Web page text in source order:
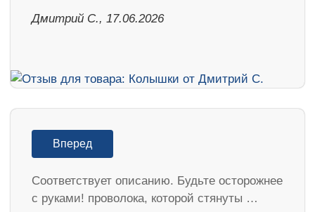
Дмитрий С., 17.06.2026
Вперед
Соответствует описанию. Будьте осторожнее
с руками! проволока, которой стянуты …